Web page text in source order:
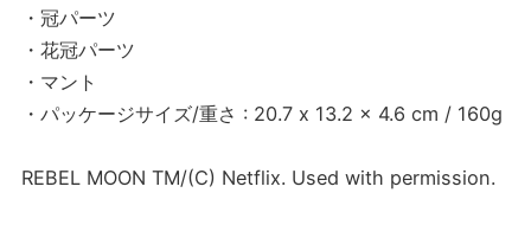
・冠パーツ
・花冠パーツ
・マント
・パッケージサイズ/重さ : 20.7 x 13.2 x 4.6 cm / 160g
REBEL MOON TM/(C) Netflix. Used with permission.